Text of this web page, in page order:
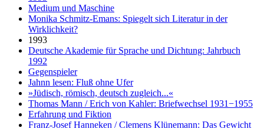
Medium und Maschine
Monika Schmitz-Emans: Spiegelt sich Literatur in der
Wirklichkeit?
1993
Deutsche Akademie für Sprache und Dichtung: Jahrbuch
1992
Gegenspieler
Jahnn lesen: Fluß ohne Ufer
»Jüdisch, römisch, deutsch zugleich...«
Thomas Mann / Erich von Kahler: Briefwechsel 1931−1955
Erfahrung und Fiktion
Franz-Josef Hanneken / Clemens Klünemann: Das Gewicht